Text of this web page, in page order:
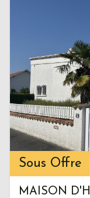
Sous Offre
MAISON